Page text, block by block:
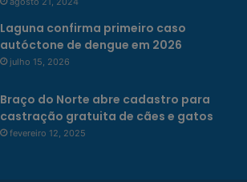
Laguna confirma primeiro caso
autóctone de dengue em 2026
julho 15, 2026
Braço do Norte abre cadastro para
castração gratuita de cães e gatos
fevereiro 12, 2025